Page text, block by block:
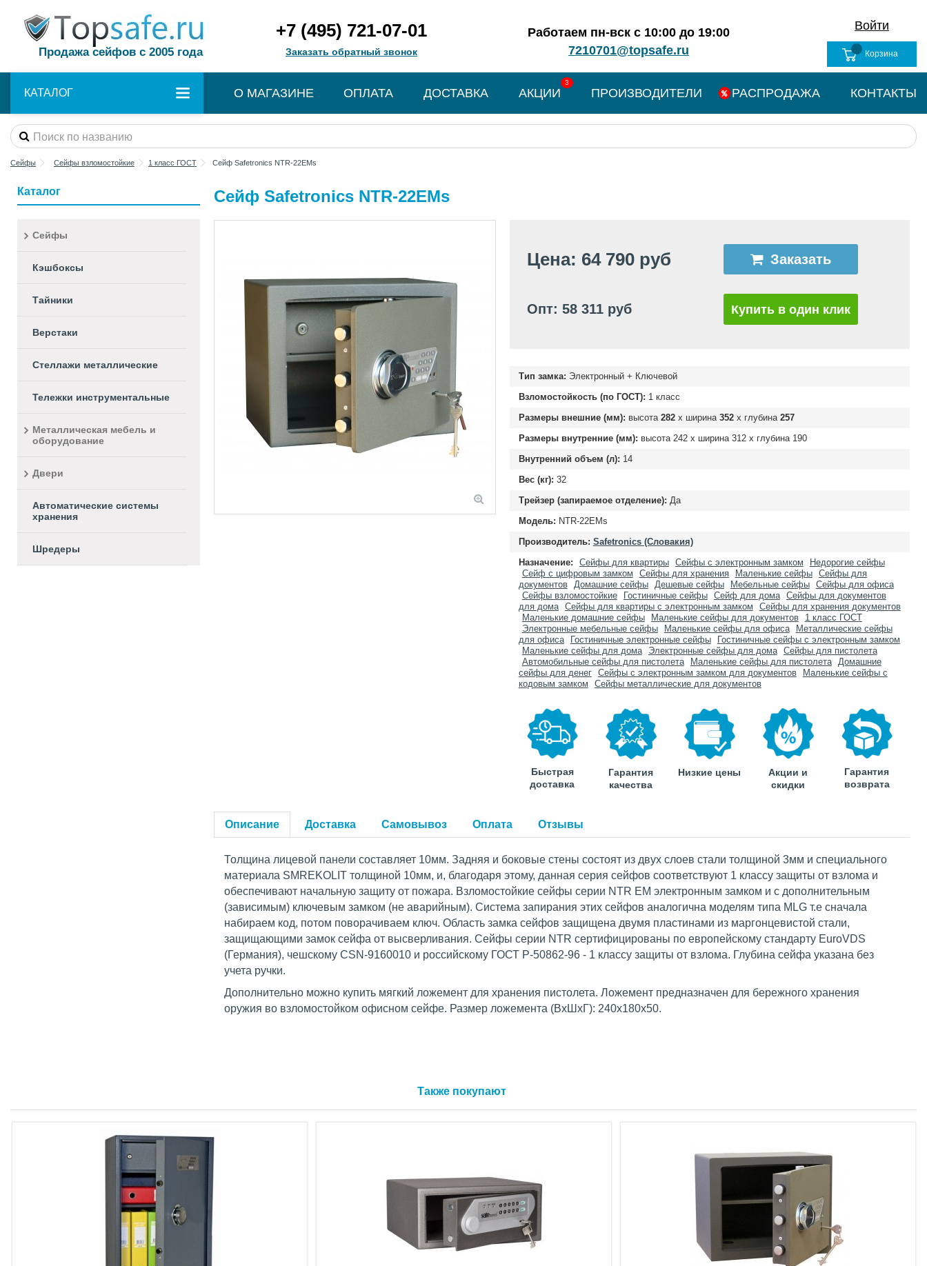
Продажа сейфов с 2005 года
Войти
Корзина
Работаем пн-вск с 10:00 до 19:00
7210701@topsafe.ru
+7 (495) 721-07-01
Заказать обратный звонок
КАТАЛОГ О МАГАЗИНЕ ОПЛАТА ДОСТАВКА
3
АКЦИИ ПРОИЗВОДИТЕЛИ РАСПРОДАЖА КОНТАКТЫ
Сейфы Сейфы взломостойкие 1 класс ГОСТ Сейф Safetronics NTR-22EMs
Каталог
Сейфы
Кэшбоксы
Тайники
Верстаки
Стеллажи металлические
Тележки инструментальные
Металлическая мебель и
оборудование
Двери
Автоматические системы
хранения
Шредеры
Сейф Safetronics NTR-22EMs
Цена: 64 790 руб
Опт: 58 311 руб
Заказать
Купить в один клик
Тип замка: Электронный + Ключевой
Взломостойкость (по ГОСТ): 1 класс
Размеры внешние (мм): высота 282х ширина 352х глубина 257
Размеры внутренние (мм): высота 242х ширина 312х глубина 190
Внутренний объем (л): 14
Вес (кг): 32
Трейзер (запираемое отделение): Да
Модель: NTR-22EMs
Производитель: Safetronics (Словакия)
Назначение:
Сейфы для квартиры Сейфы с электронным замком
Недорогие сейфы
Сейф с цифровым замком
Сейфы для хранения Маленькие сейфы
Сейфы для
документов
Домашние сейфы Дешевые сейфы Мебельные сейфы
Сейфы для офиса
Сейфы взломостойкие
Гостиничные сейфы Сейф для дома
Сейфы для документов
для дома
Сейфы для квартиры с электронным замком
Сейфы для хранения документов
Маленькие домашние сейфы
Маленькие сейфы для документов
1 класс ГОСТ
Электронные мебельные сейфы
Маленькие сейфы для офиса
Металлические сейфы
для офиса
Гостиничные электронные сейфы
Гостиничные сейфы с электронным замком
Маленькие сейфы для дома
Электронные сейфы для дома
Сейфы для пистолета
Автомобильные сейфы для пистолета
Маленькие сейфы для пистолета
Домашние
сейфы для денег
Сейфы с электронным замком для документов
Маленькие сейфы с
кодовым замком
Сейфы металлические для документов
Быстрая
доставка
Гарантия
качества
Низкие цены
Акции и
скидки
Гарантия
возврата
Описание Доставка Самовывоз Оплата Отзывы
Толщина лицевой панели составляет 10мм. Задняя и боковые стены состоят из двух слоев стали толщиной 3мм и специального
материала SMREKOLIT толщиной 10мм, и, благодаря этому, данная серия сейфов соответствуют 1 классу защиты от взлома и
обеспечивают начальную защиту от пожара. Взломостойкие сейфы серии NTR EM электронным замком и с дополнительным
(зависимым) ключевым замком (не аварийным). Система запирания этих сейфов аналогична моделям типа MLG т.е сначала
набираем код, потом поворачиваем ключ. Область замка сейфов защищена двумя пластинами из маргонцевистой стали,
защищающими замок сейфа от высверливания. Сейфы серии NTR сертифицированы по европейскому стандарту EuroVDS
(Германия), чешскому CSN-9160010 и российскому ГОСТ Р-50862-96 - 1 классу защиты от взлома. Глубина сейфа указана без
учета ручки.
Дополнительно можно купить мягкий ложемент для хранения пистолета. Ложемент предназначен для бережного хранения
оружия во взломостойком офисном сейфе. Размер ложемента (ВхШхГ): 240х180х50.
Также покупают